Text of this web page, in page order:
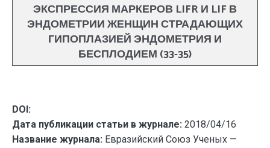
ЭКСПРЕССИЯ МАРКЕРОВ LIFR И LIF В
ЭНДОМЕТРИИ ЖЕНЩИН СТРАДАЮЩИХ
ГИПОПЛАЗИЕЙ ЭНДОМЕТРИЯ И
БЕСПЛОДИЕМ (33-35)
DOI:
Дата публикации статьи в журнале: 2018/04/16
Название журнала: Евразийский Союз Ученых —